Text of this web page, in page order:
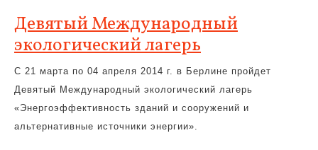
Девятый Международный
экологический лагерь
С 21 марта по 04 апреля 2014 г. в Берлине пройдет
Девятый Международный экологический лагерь
«Энергоэффективность зданий и сооружений и
альтернативные источники энергии».